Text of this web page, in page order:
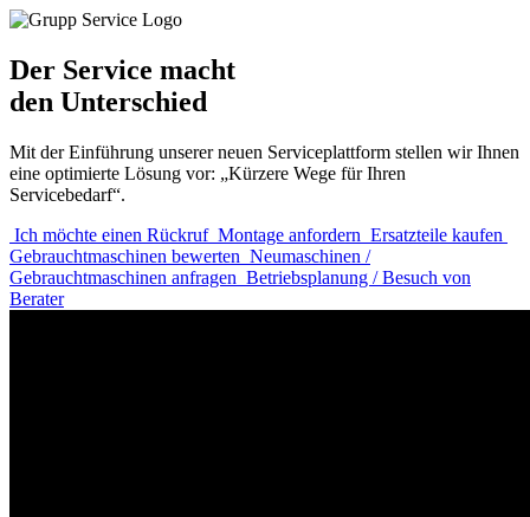
Der Service macht
den Unterschied
Mit der Einführung unserer neuen Serviceplattform stellen wir Ihnen
eine optimierte Lösung vor: „Kürzere Wege für Ihren
Servicebedarf“.
Ich möchte einen Rückruf Montage anfordern Ersatzteile kaufen
Gebrauchtmaschinen bewerten Neumaschinen /
Gebrauchtmaschinen anfragen Betriebsplanung / Besuch von
Berater